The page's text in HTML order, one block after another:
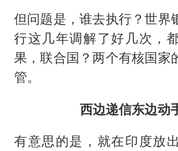
但问题是，谁去执行？世界
行这几年调解了好几次，
果，联合国？两个有核国家
管。
西边递信东边动
有意思的是，就在印度放